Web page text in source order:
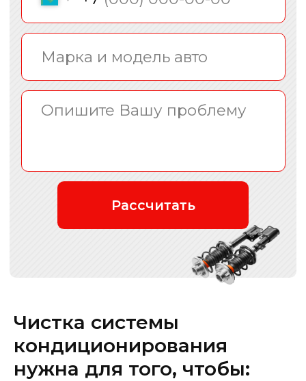
Чистка системы
кондиционирования
нужна для того, чтобы:
Записываетесь на удобное для вас
предварительный осмотр на
запчасти, согласуются цены
руки все необходимые документы
Ваш автомобиль отремонтирован и